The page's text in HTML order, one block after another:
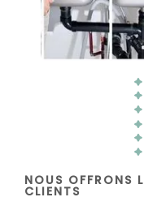
NOUS OFFRONS
CLIENTS